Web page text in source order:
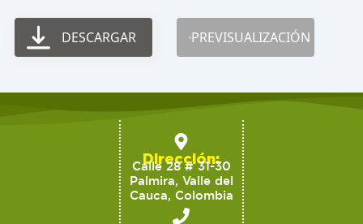
DESCARGAR PREVISUALIZACIÓN
Dirección:
Calle 28 # 31-30
Palmira, Valle del
Cauca, Colombia